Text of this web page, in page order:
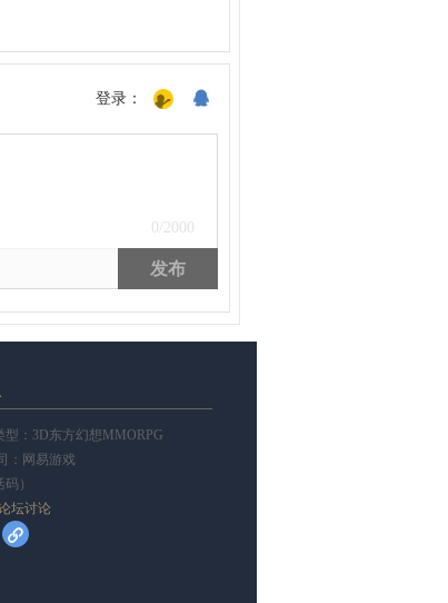
登录：
0 /2000
发布
：3D东方幻想MMORPG
：网易游戏
）
坛讨论
l